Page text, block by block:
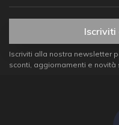
Iscriviti
Iscriviti alla nostra newsletter
sconti, aggiornamenti e novità